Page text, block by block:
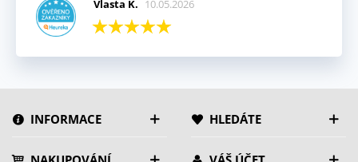
Vlasta K. 10.05.2026
INFORMACE HLEDÁTE